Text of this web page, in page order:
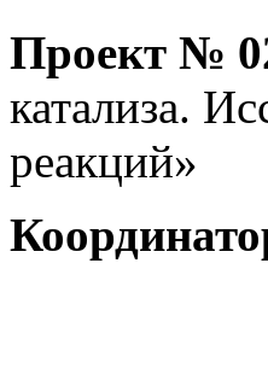
Проект №
катализа.
реакций»